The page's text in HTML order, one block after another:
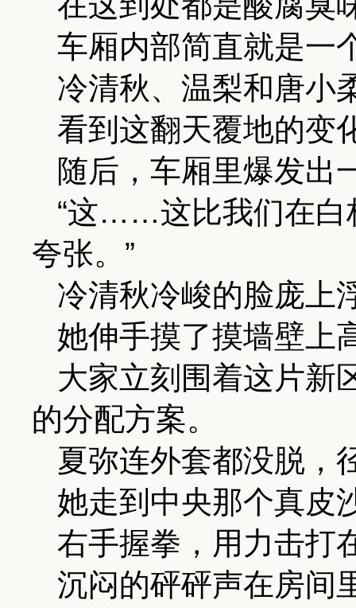
车厢内部简直就是一
冷清秋、温梨和唐小
看到这翻天覆地的变
随后，车厢里爆发出
“这……这比我们在白
夸张。”
冷清秋冷峻的脸庞上
她伸手摸了摸墙壁上
大家立刻围着这片新
的分配方案。
夏弥连外套都没脱，
她走到中央那个真皮
右手握拳，用力击打
沉闷的砰砰声在房间